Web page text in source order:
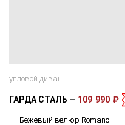
угловой диван
ГАРДА СТАЛЬ 109 990 ₽
Бежевый велюр Romano